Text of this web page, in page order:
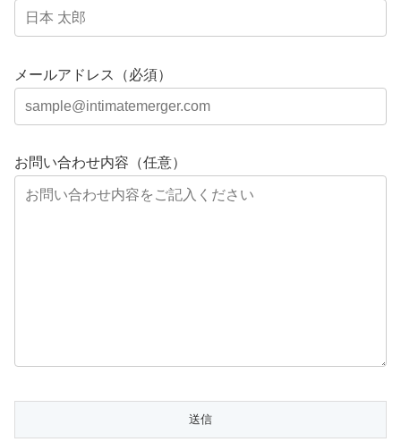
メールアドレス（必須）
お問い合わせ内容（任意）